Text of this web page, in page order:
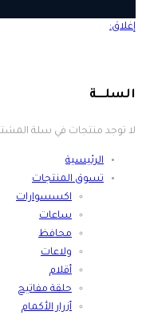
لا توجد منتجات في سلة
الرئيسية
تسوق المنتجات
اكسسوارات
ساعات
محافظ
ولاعات
أقلام
حلقة مفاتيح
أزرار الأكمام